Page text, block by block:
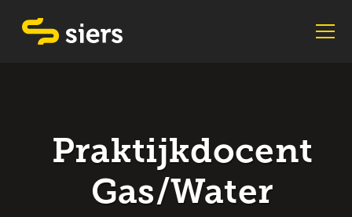
Praktijkdocent
Gas/Water